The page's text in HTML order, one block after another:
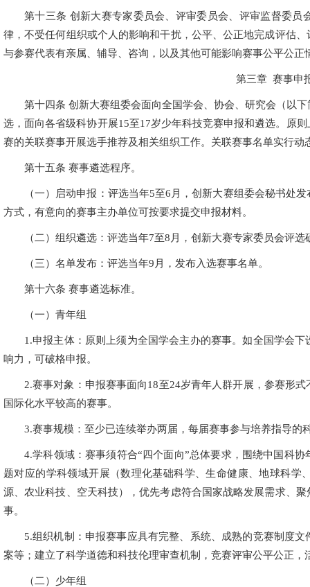
第十三条 创新大赛专家委员会、评审委员会、评审监督委
律，不受任何组织或个人的影响和干扰，公平、公正地完成评估
与参赛代表有亲属、辅导、咨询，以及其他可能影响赛事公平公
第三章 赛事申
第十四条 创新大赛组委会面向全国学会、协会、研究会（以
选，面向各省级科协开展15至17岁少年科技竞赛申报和遴选。原
赛的关联赛事开展选手推荐及相关组织工作。关联赛事名单实行动
第十五条 赛事遴选程序。
（一）启动申报：评选当年5至6月，创新大赛组委会秘书处
方式，有意向的赛事主办单位可按要求提交申报材料。
（二）组织遴选：评选当年7至8月，创新大赛专家委员会评
（三）名单发布：评选当年9月，发布入选赛事名单。
第十六条 赛事遴选标准。
（一）青年组
1.申报主体：原则上须为全国学会主办的赛事。如全国学会
响力，可破格申报。
2.赛事对象：申报赛事面向18至24岁青年人群开展，参赛形
国际化水平较高的赛事。
3.赛事规模：至少已连续举办两届，每届赛事参与培养指导的
4.学科领域：赛事须符合“四个面向”总体要求，围绕中国科
题对应的学科领域开展（数理化基础科学、生命健康、地球科学
源、农业科技、空天科技），优先考虑符合国家战略发展需求、
事。
5.组织机制：申报赛事应具有完整、系统、成熟的竞赛制度
案等；建立了科学道德和科技伦理审查机制，竞赛评审公平公正，
（二）少年组